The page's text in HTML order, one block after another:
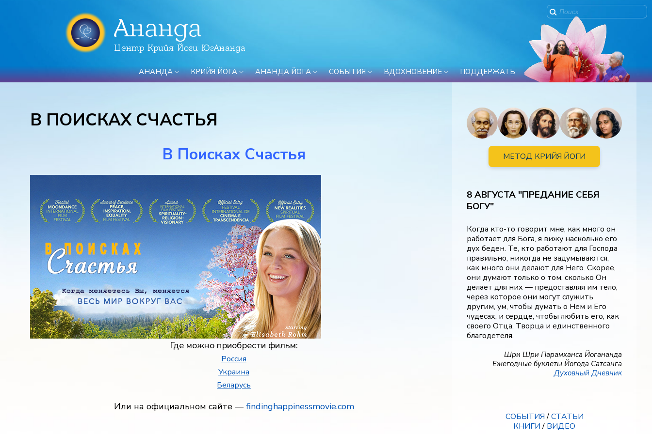
Ананда
Центр Крийя Йоги ЮгАнанда
АНАНДА КРИЙЯ ЙОГА АНАНДА ЙОГА СОБЫТИЯ ВДОХНОВЕНИЕ ПОДДЕРЖАТЬ
В ПОИСКАХ СЧАСТЬЯ
В Поисках Счастья
Где можно приобрести фильм:
Россия
Украина
Беларусь
Или на официальном сайте — findinghappinessmovie.com
МЕТОД КРИЙЯ ЙОГИ
8 АВГУСТА "ПРЕДАНИЕ СЕБЯ
БОГУ"
Когда кто-то говорит мне, как много он
работает для Бога, я вижу насколько его
дух беден. Те, кто работают для Господа
правильно, никогда не задумываются,
как много они делают для Него. Скорее,
они думают только о том, сколько Он
делает для них — предоставляя им тело,
через которое они могут служить
другим, ум, чтобы думать о Нем и Его
чудесах, и сердце, чтобы любить его, как
своего Отца, Творца и единственного
благодетеля.
Шри Шри Парамханса Йогананда
Ежегодные буклеты Йогода Сатсанга
Духовный Дневник
СОБЫТИЯ/СТАТЬИ
КНИГИ/ ВИДЕО